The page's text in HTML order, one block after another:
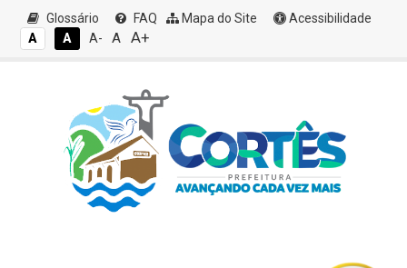
Glossário FAQ Mapa do Site
Acessibilidade
A
A A- A A+